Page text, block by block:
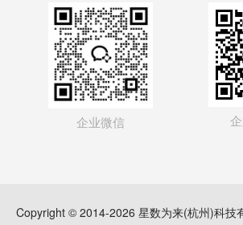
企业微信
Copyright © 2014-2026 星数为来(杭州)科技